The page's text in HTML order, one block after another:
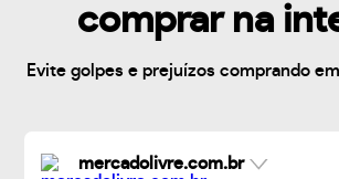
comprar na
Evite golpes e prejuízos comprando
mercadolivre.com.br